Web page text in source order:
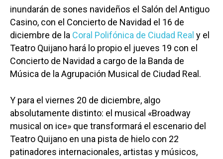
inundarán de sones navideños el Salón del Antiguo
Casino, con el Concierto de Navidad el 16 de
diciembre de la Coral Polifónica de Ciudad Real y el
Teatro Quijano hará lo propio el jueves 19 con el
Concierto de Navidad a cargo de la Banda de
Música de la Agrupación Musical de Ciudad Real.
Y para el viernes 20 de diciembre, algo
absolutamente distinto: el musical «Broadway
musical on ice» que transformará el escenario del
Teatro Quijano en una pista de hielo con 22
patinadores internacionales, artistas y músicos,